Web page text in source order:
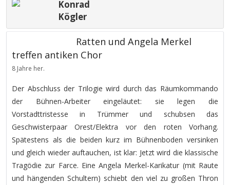
Konrad
Kögler
Ratten und Angela Merkel
treffen antiken Chor
8 Jahre her.
Der Abschluss der Trilogie wird durch das Räumkommando
der Bühnen-Arbeiter eingeläutet: sie legen die
Vorstadttristesse in Trümmer und schubsen das
Geschwisterpaar Orest/Elektra vor den roten Vorhang.
Spätestens als die beiden kurz im Bühnenboden versinken
und gleich wieder auftauchen, ist klar: Jetzt wird die klassische
Tragödie zur Farce. Eine Angela Merkel-Karikatur (mit Raute
und hängenden Schultern) schiebt den viel zu großen Thron